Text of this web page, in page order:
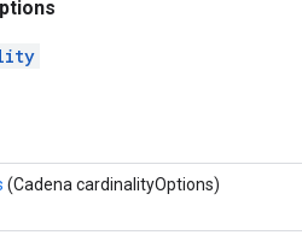
(Cadena cardinalityOptions)